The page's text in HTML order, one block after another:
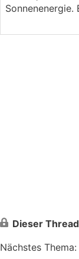
Dieser
Nächstes Thema: